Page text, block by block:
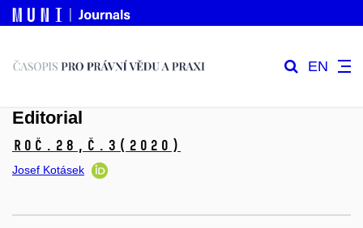
EN
Editorial
Roč.28, č.3 (2020)
Josef Kotásek